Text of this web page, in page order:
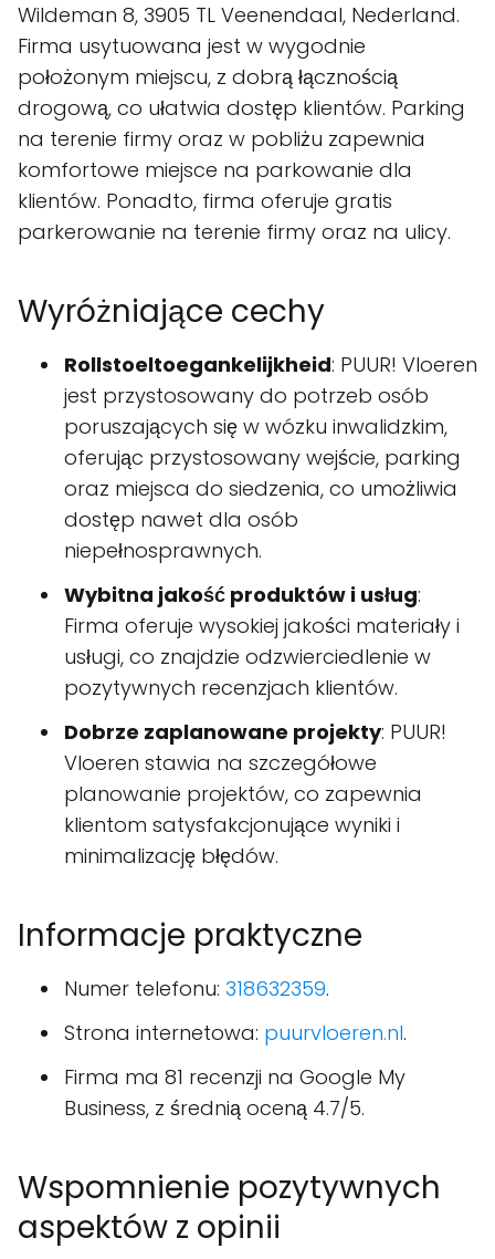
Wildeman 8, 3905 TL Veenendaal, Nederland.
Firma usytuowana jest w wygodnie
położonym miejscu, z dobrą łącznością
drogową, co ułatwia dostęp klientów. Parking
na terenie firmy oraz w pobliżu zapewnia
komfortowe miejsce na parkowanie dla
klientów. Ponadto, firma oferuje gratis
parkerowanie na terenie firmy oraz na ulicy.
Wyróżniające cechy
Rollstoeltoegankelijkheid: PUUR! Vloeren
jest przystosowany do potrzeb osób
poruszających się w wózku inwalidzkim,
oferując przystosowany wejście, parking
oraz miejsca do siedzenia, co umożliwia
dostęp nawet dla osób
niepełnosprawnych.
Wybitna jakość produktów i usług:
Firma oferuje wysokiej jakości materiały i
usługi, co znajdzie odzwierciedlenie w
pozytywnych recenzjach klientów.
Dobrze zaplanowane projekty: PUUR!
Vloeren stawia na szczegółowe
planowanie projektów, co zapewnia
klientom satysfakcjonujące wyniki i
minimalizację błędów.
Informacje praktyczne
Numer telefonu: 318632359.
Strona internetowa: puurvloeren.nl.
Firma ma 81 recenzji na Google My
Business, z średnią oceną 4.7/5.
Wspomnienie pozytywnych
aspektów z opinii